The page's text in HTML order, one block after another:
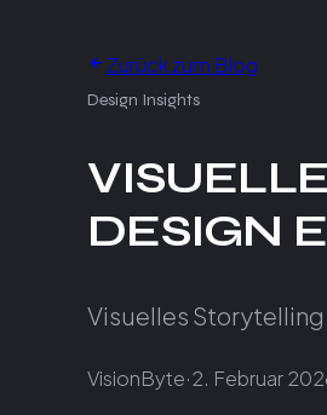
Zurück zum Blog
Design Insights
DESIGN
Visuelles
VisionByte·2. Februar